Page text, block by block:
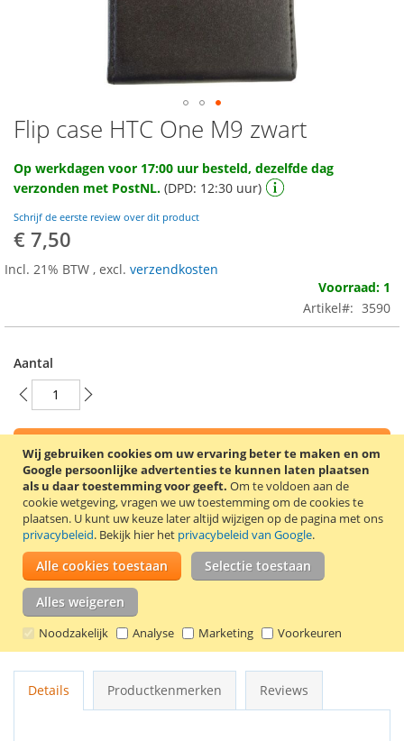
Wij gebruiken cookies om uw ervaring beter te maken en om
Google persoonlijke advertenties te kunnen laten plaatsen
als u daar toestemming voor geeft. Om te voldoen aan de
cookie wetgeving, vragen we uw toestemming om de cookies te
plaatsen. U kunt uw keuze later altijd wijzigen op de pagina met ons
privacybeleid. Bekijk hier het privacybeleid van Google.
Alle cookies toestaan Selectie toestaan
Alles weigeren
Noodzakelijk Analyse Marketing Voorkeuren
Ga
naar
het
begin
van
de
afbeeldingen-
gallerij
Flip case HTC One M9 zwart
Op werkdagen voor 17:00 uur besteld, dezelfde dag
verzonden met PostNL. (DPD: 12:30 uur)
Schrijf de eerste review over dit product
€ 7,50
Incl. 21% BTW , excl. verzendkosten
Voorraad: 1
Artikel
3590
Aantal
In Winkelwagen
VOEG TOE AAN VERLANGLIJST
TOEVOEGEN OM TE VERGELIJKEN
Zwarte flip case voor de HTC One M9. Dit telefoonhoesje is
gemaakt van stevig kunstleer met aan de binnenkant een
siliconen telefoonhouder.
Details Productkenmerken Reviews